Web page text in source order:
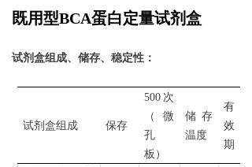
既用型BCA蛋白定量试剂盒
试剂盒组成、储存、稳定性：
试剂盒组成 保存
500 次
（微
孔
板）
储存
温度
有
效
期